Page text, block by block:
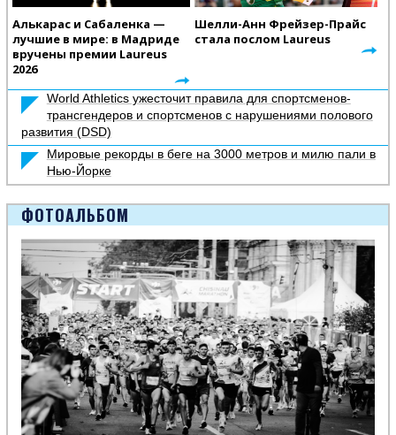
Алькарас и Сабаленка —
лучшие в мире: в Мадриде
вручены премии Laureus
2026
Шелли-Анн Фрейзер-Прайс
стала послом Laureus
World Athletics ужесточит правила для спортсменов-
трансгендеров и спортсменов с нарушениями полового
развития (DSD)
Мировые рекорды в беге на 3000 метров и милю пали в
Нью-Йорке
ФОТОАЛЬБОМ